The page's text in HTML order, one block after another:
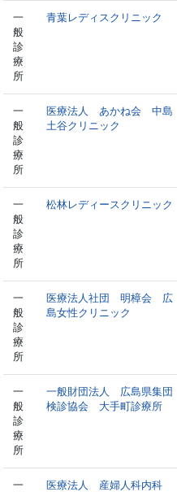
一
般
診
療
所
青葉レディスクリニック
一
般
診
療
所
医療法人 あかね会 中島
土谷クリニック
一
般
診
療
所
松林レディースクリニック
一
般
診
療
所
医療法人社団 明樟会 広
島女性クリニック
一
般
診
療
所
一般財団法人 広島県集団
検診協会 大手町診療所
一
医療法人 産婦人科内科